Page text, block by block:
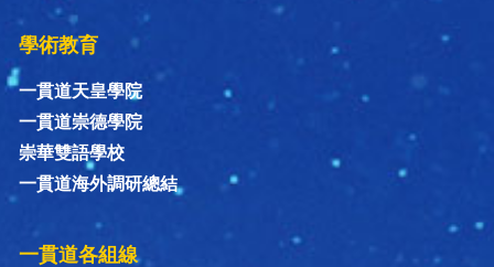
學術教育
一貫道天皇學院
一貫道崇德學院
崇華雙語學校
一貫道海外調研總結
一貫道各組線